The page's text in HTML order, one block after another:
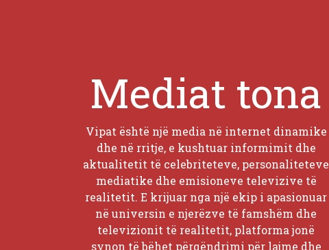
Mediat tona
Vipat është një media në internet dinamike
dhe në rritje, e kushtuar informimit dhe
aktualitetit të celebriteteve, personaliteteve
mediatike dhe emisioneve televizive të
realitetit. E krijuar nga një ekip i apasionuar
në universin e njerëzve të famshëm dhe
televizionit të realitetit, platforma jonë
synon të bëhet përqëndrimi për lajme dhe